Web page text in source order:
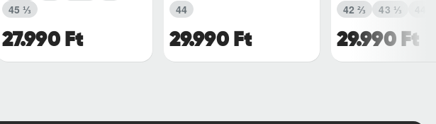
27.990 Ft
45 ⅓
29.990 Ft
44
29.990 Ft
42 ⅔ 43 ⅓